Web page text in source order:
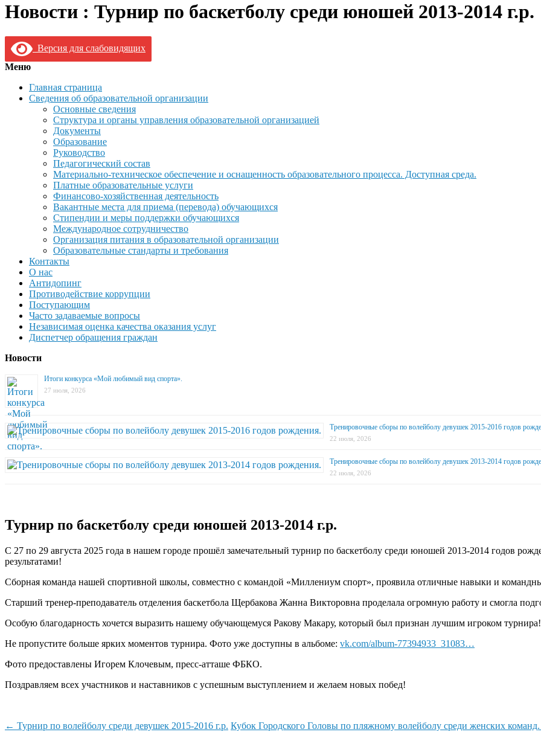
Новости : Турнир по баскетболу среди юношей 2013-2014 г.р.
Версия для слабовидящих
Меню
Главная страница
Сведения об образовательной организации
Основные сведения
Структура и органы управления образовательной организацией
Документы
Образование
Руководство
Педагогический состав
Материально-техническое обеспечение и оснащенность образовательного процесса. Доступная среда.
Платные образовательные услуги
Финансово-хозяйственная деятельность
Вакантные места для приема (перевода) обучающихся
Стипендии и меры поддержки обучающихся
Международное сотрудничество
Организация питания в образовательной организации
Образовательные стандарты и требования
Контакты
О нас
Антидопинг
Противодействие коррупции
Поступающим
Часто задаваемые вопросы
Независимая оценка качества оказания услуг
Диспетчер обращения граждан
Новости
Итоги конкурса «Мой любимый вид спорта».
27 июля, 2026
Тренировочные сборы по волейболу девушек 2015-2016 годов
22 июля, 2026
Тренировочные сборы по волейболу девушек 2013-2014 годов
22 июля, 2026
Турнир по баскетболу среди юношей 2013-2014 г.р.
С 27 по 29 августа 2025 года в нашем городе прошёл замечательный турнир по баскетболу среди юношей 2013-2014 годов
результатами!
Сборная команда нашей спортивной школы, совместно с командой «Миллениум спорт», проявила отличные навыки и
Старший тренер-преподаватель отделения баскетбола Щербакова Жанна Викторовна проделала огромную работу и смогла
Особую благодарность хочется выразить нашему обучающемуся Ракову Макару, который был признан лучшим игроком
Не пропустите больше ярких моментов турнира. Фото уже доступны в альбоме: vk.com/album-77394933_31083…
Фото предоставлены Игорем Клочевым, пресс-атташе ФБКО.
Поздравляем всех участников и наставников с успешным выступлением и желаем новых побед!
Навигация
← Турнир по волейболу среди девушек 2015-2016 г.р. Кубок Городского Головы по пляжному волейболу среди женских команд.